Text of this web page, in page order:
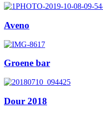
Aveno
Groene bar
Dour 2018